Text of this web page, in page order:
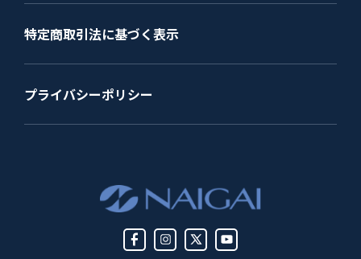
特定商取引法に基づく表示
プライバシーポリシー